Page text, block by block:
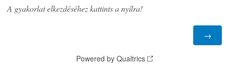
A gyakorlat elkezdéséhez kattints a nyílra!
Powered by Qualtrics